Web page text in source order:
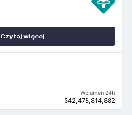
Wolumen 24h
$42,478,814,882
Czytaj więcej